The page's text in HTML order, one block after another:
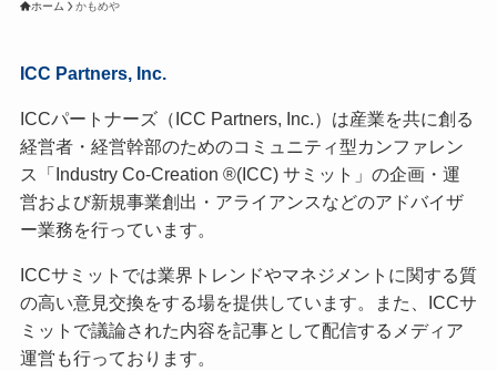
ホーム かもめや
ICC Partners, Inc.
ICCパートナーズ（ICC Partners, Inc.）は産業を共に創る
経営者・経営幹部のためのコミュニティ型カンファレン
ス「Industry Co-Creation ®(ICC) サミット」の企画・運
営および新規事業創出・アライアンスなどのアドバイザ
ー業務を行っています。
ICCサミットでは業界トレンドやマネジメントに関する質
の高い意見交換をする場を提供しています。また、ICCサ
ミットで議論された内容を記事として配信するメディア
運営も行っております。